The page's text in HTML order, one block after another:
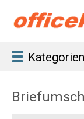
Kategorien